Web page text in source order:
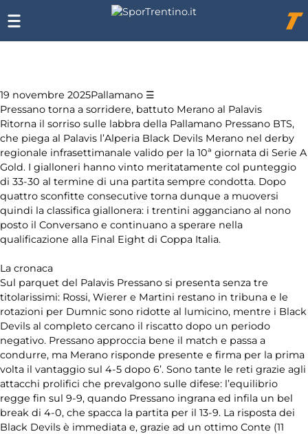
19 novembre 2025Pallamano
Pressano torna a sorridere, battuto Merano al Palavis
Ritorna il sorriso sulle labbra della Pallamano Pressano BTS,
che piega al Palavis l’Alperia Black Devils Merano nel derby
regionale infrasettimanale valido per la 10ª giornata di Serie A
Gold. I gialloneri hanno vinto meritatamente col punteggio
di 33-30 al termine di una partita sempre condotta. Dopo
quattro sconfitte consecutive torna dunque a muoversi
quindi la classifica giallonera: i trentini agganciano al nono
posto il Conversano e continuano a sperare nella
qualificazione alla Final Eight di Coppa Italia.
La cronaca
Sul parquet del Palavis Pressano si presenta senza tre
titolarissimi: Rossi, Wierer e Martini restano in tribuna e le
rotazioni per Dumnic sono ridotte al lumicino, mentre i Black
Devils al completo cercano il riscatto dopo un periodo
negativo. Pressano approccia bene il match e passa a
condurre, ma Merano risponde presente e firma per la prima
volta il vantaggio sul 4-5 dopo 6’. Sono tante le reti grazie agli
attacchi prolifici che prevalgono sulle difese: l’equilibrio
regge fin sul 9-9, quando Pressano ingrana ed infila un bel
break di 4-0, che spacca la partita per il 13-9. La risposta dei
Black Devils è immediata e, grazie ad un ottimo Conte (11
degli
notizie:
Arti
marziali
Coni
Equitazione
Festival
dello Sport
Hockey su
ghiaccio
Novità
Olimpiadi
Pallamano
Chi
siamo
Affiliazione